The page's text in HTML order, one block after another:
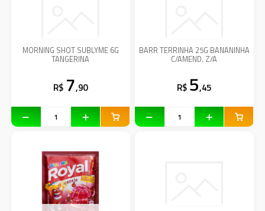
MORNING SHOT SUBLYME 6G
TANGERINA
R$ 7,90
BARR TERRINHA 25G BANANINHA
C/AMEND. Z/A
R$ 5,45